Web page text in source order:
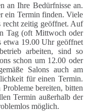
an Ihre Bedürfnisse an.
ein Termin finden. Viele
recht zeitig geöffnet. Auf
Tag (oft Mittwoch oder
etwa 19.00 Uhr geöffnet
arbeiten, sind so
schon um 12.00 oder
Salons auch am
für einen Termin.
bereiten, bitten
Termin außerhalb der
möglich.